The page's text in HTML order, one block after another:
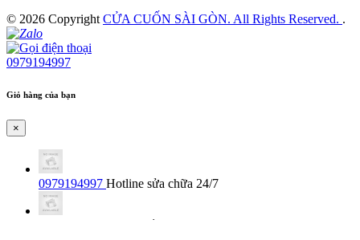
© 2026 Copyright CỬA CUỐN SÀI GÒN. All Rights Reserved. .
0979194997
Giỏ hàng của bạn
×
0979194997 Hotline sửa chữa 24/7